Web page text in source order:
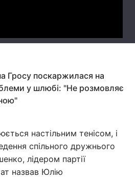
Гросу поскаржилася на
у шлюбі: "Не розмовляє
настільним тенісом, і
спільного дружнього
лідером партії
назвав Юлію